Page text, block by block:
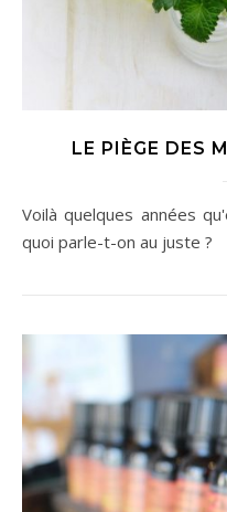
LE PIÈGE DES
Voilà quelques années qu'elles inondent la toile mais... de
quoi parle-t-on au juste ?